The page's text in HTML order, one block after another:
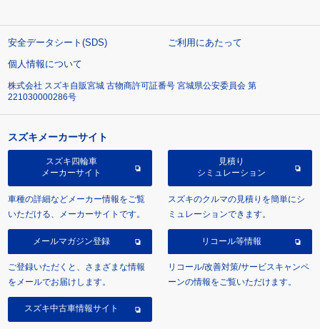
安全データシート(SDS)
ご利用にあたって
個人情報について
株式会社 スズキ自販宮城 古物商許可証番号 宮城県公安委員会 第
221030000286号
スズキメーカーサイト
スズキ四輪車
メーカーサイト
車種の詳細などメーカー情報をご覧
いただける、メーカーサイトです。
見積り
シミュレーション
スズキのクルマの見積りを簡単にシ
ミュレーションできます。
メールマガジン登録
ご登録いただくと、さまざまな情報
をメールでお届けします。
リコール等情報
リコール/改善対策/サービスキャンペ
ーンの情報をご覧いただけます。
スズキ中古車情報サイト